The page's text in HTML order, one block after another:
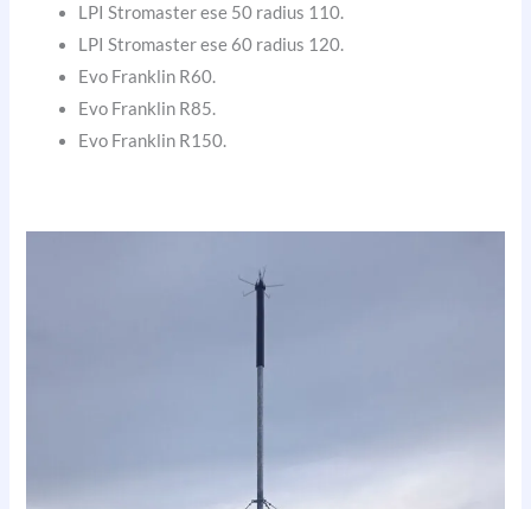
LPI Stromaster ese 50 radius 110.
LPI Stromaster ese 60 radius 120.
Evo Franklin R60.
Evo Franklin R85.
Evo Franklin R150.